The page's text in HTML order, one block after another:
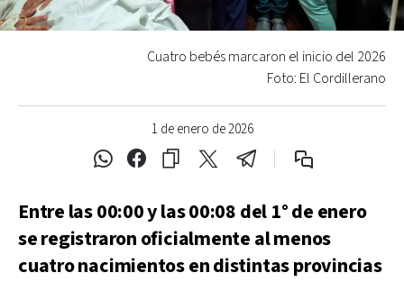
1 de enero de 2026
Cuatro bebés marcaron el inicio del 2026
Foto: El Cordillerano
Entre las 00:00 y las 00:08 del 1° de enero
se registraron oficialmente al menos
cuatro nacimientos en distintas provincias